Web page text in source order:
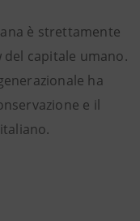
è strettamente
del capitale umano.
ha
e il